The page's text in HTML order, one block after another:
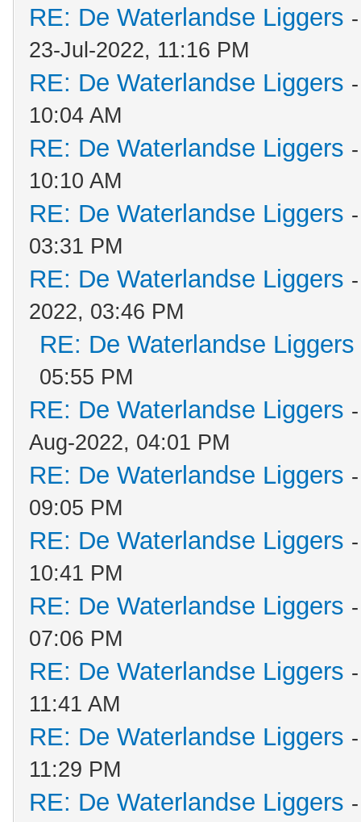
RE: De Waterlandse Liggers
23-Jul-2022, 11:16 PM
RE: De Waterlandse Liggers
10:04 AM
RE: De Waterlandse Liggers
10:10 AM
RE: De Waterlandse Liggers
03:31 PM
RE: De Waterlandse Liggers
2022, 03:46 PM
RE: De Waterlandse Liggers
05:55 PM
RE: De Waterlandse Liggers
Aug-2022, 04:01 PM
RE: De Waterlandse Liggers
09:05 PM
RE: De Waterlandse Liggers
10:41 PM
RE: De Waterlandse Liggers
07:06 PM
RE: De Waterlandse Liggers
11:41 AM
RE: De Waterlandse Liggers
11:29 PM
RE: De Waterlandse Liggers